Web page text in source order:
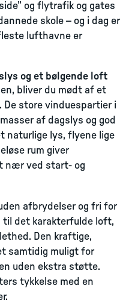
og flytrafik og gates
skole – og i dag er
lufthavne er
og et bølgende loft
bliver du mødt af et
De store vinduespartier i
af dagslys og god
naturlige lys, flyene lige
rum giver
nær ved start- og
afbrydelser og fri for
til det karakterfulde loft,
Den kraftige,
samtidig muligt for
uden ekstra støtte.
tykkelse med en